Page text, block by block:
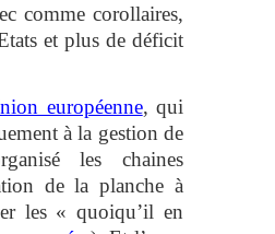
comme corollaires,
et plus de déficit
européenne, qui
à la gestion de
les chaines
de la planche à
les « quoiqu’il en